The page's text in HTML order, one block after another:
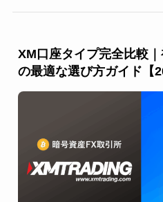
XM口座タイプ完全比較
の最適な選び方ガイド【